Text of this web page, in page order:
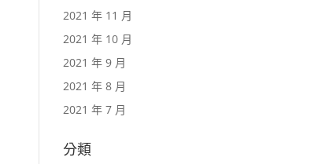
2021 年 11 月
2021 年 10 月
2021 年 9 月
2021 年 8 月
2021 年 7 月
分類